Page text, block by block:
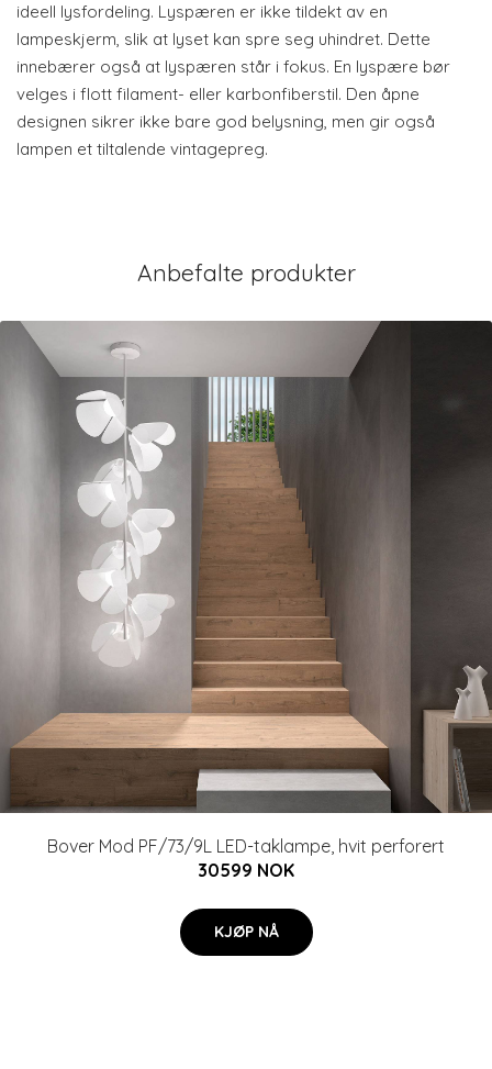
ideell lysfordeling. Lyspæren er ikke tildekt av en
lampeskjerm, slik at lyset kan spre seg uhindret. Dette
innebærer også at lyspæren står i fokus. En lyspære bør
velges i flott filament- eller karbonfiberstil. Den åpne
designen sikrer ikke bare god belysning, men gir også
lampen et tiltalende vintagepreg.
Anbefalte produkter
Bover Mod PF/73/9L LED-taklampe, hvit perforert
30599 NOK
KJØP NÅ